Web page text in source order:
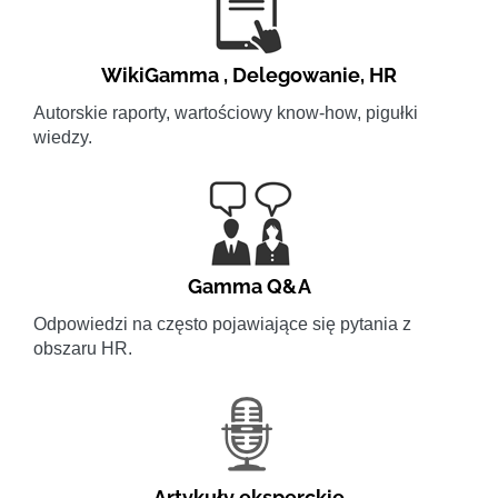
WikiGamma , Delegowanie, HR
Autorskie raporty, wartościowy know-how, pigułki
wiedzy.
Gamma Q&A
Odpowiedzi na często pojawiające się pytania z
obszaru HR.